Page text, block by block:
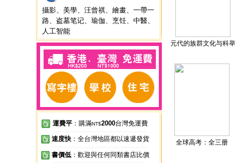
攝影
美學 汪曾祺 繪畫
一帶一
路
盗墓笔记 瑜伽 烹饪 中醫
人工智能
運費平 ：購滿NT$2000台灣免運費
速度快 ：全台灣地區都以速遞發貨
書價低 ：歡迎與任何同類書店比價
元代的族群文化与科举
全球高考：全三册